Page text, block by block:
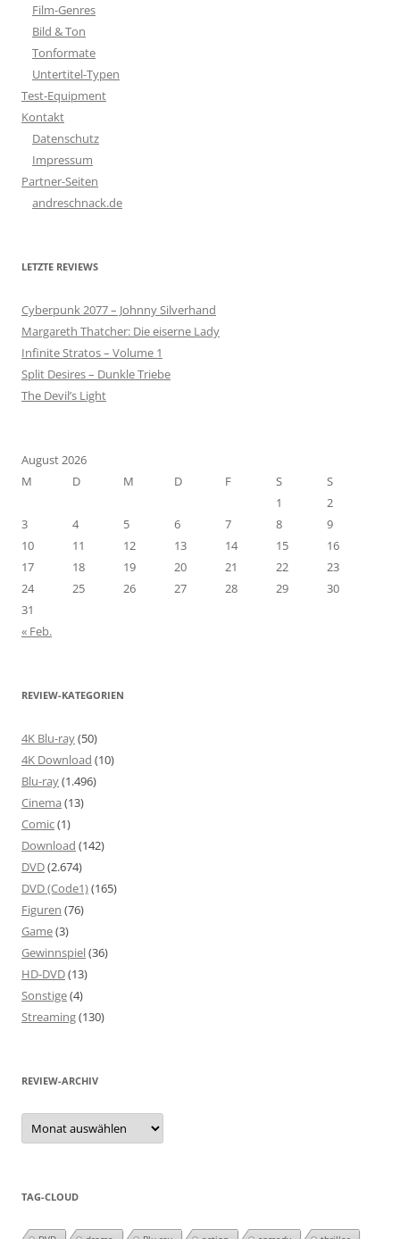
Film-Genres
Bild & Ton
Tonformate
Untertitel-Typen
Test-Equipment
Kontakt
Datenschutz
Impressum
Partner-Seiten
andreschnack.de
LETZTE REVIEWS
Cyberpunk 2077 – Johnny Silverhand
Margareth Thatcher: Die eiserne Lady
Infinite Stratos – Volume 1
Split Desires – Dunkle Triebe
The Devil’s Light
August 2026
M
D M D F S
S
1
2
3
4 5 6 7 8
9
10
11 12 13 14 15
16
17
18 19 20 21 22
23
24
25 26 27 28 29
30
31
« Feb.
REVIEW-KATEGORIEN
4K Blu-ray(50)
4K Download (10)
Blu-ray(1.496)
Cinema (13)
Comic(1)
Download (142)
DVD(2.674)
DVD (Code1)(165)
Figuren (76)
Game(3)
Gewinnspiel(36)
HD-DVD(13)
Sonstige(4)
Streaming(130)
REVIEW-ARCHIV
Review-
Archiv
TAG-CLOUD